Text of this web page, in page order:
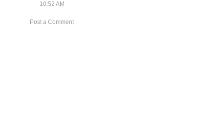
10:52 AM
Post a Comment